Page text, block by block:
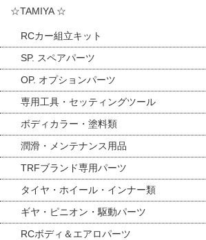
☆TAMIYA ☆
RCカー組立キット
SP. スペアパーツ
OP. オプションパーツ
専用工具・セッティングツール
ボディカラー・塗料類
潤滑・メンテナンス用品
TRFブランド専用パーツ
タイヤ・ホイール・インナー類
ギヤ・ピニオン・駆動パーツ
RCボディ＆エアロパーツ